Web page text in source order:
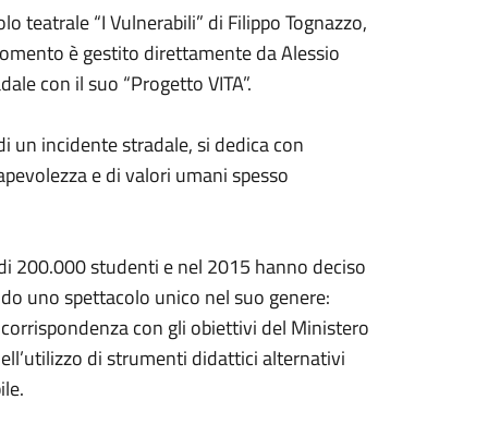
teatrale “I Vulnerabili” di Filippo Tognazzo,
è gestito direttamente da Alessio
con il suo “Progetto VITA”.
un incidente stradale, si dedica con
e di valori umani spesso
200.000 studenti e nel 2015 hanno deciso
uno spettacolo unico nel suo genere:
con gli obiettivi del Ministero
di strumenti didattici alternativi